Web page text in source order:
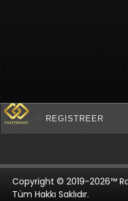
Copyright © 2019-2026™
Tüm Hakkı Saklıdır.